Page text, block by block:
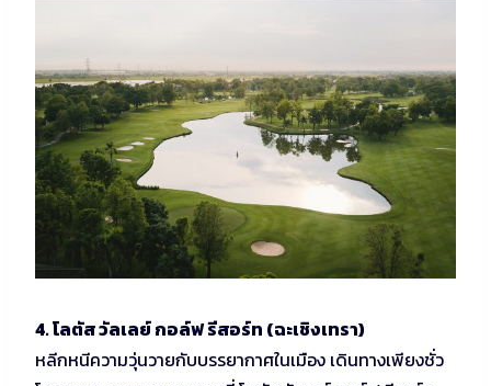
4. โลตัส วัลเลย์ กอล์ฟ รีสอร์ท (ฉะเชิงเทรา)
หลีกหนีความวุ่นวายกับบรรยากาศในเมือง เดินทางเพียงชั่ว